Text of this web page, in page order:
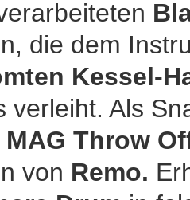
die dem
Kessel-
verleiht. Als
MAG Throw
von Remo.